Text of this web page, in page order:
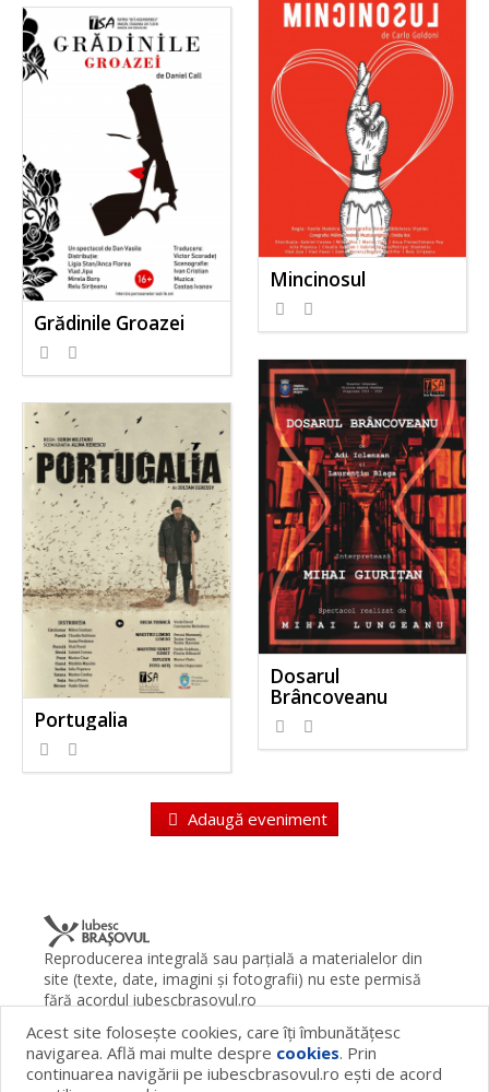
Mincinosul
Grădinile Groazei
Dosarul
Brâncoveanu
Portugalia
Adaugă eveniment
Reproducerea integrală sau parţială a materialelor din
site (texte, date, imagini şi fotografii) nu este permisă
fără acordul iubescbrasovul.ro
Termeni şi condiţii
Contact Despre proiect
FAQ
Cookies
Publicitate
© 2026 iubescbrasovul.ro
Acest site foloseşte cookies, care îţi îmbunătăţesc
navigarea. Află mai multe despre cookies. Prin
continuarea navigării pe iubescbrasovul.ro eşti de acord